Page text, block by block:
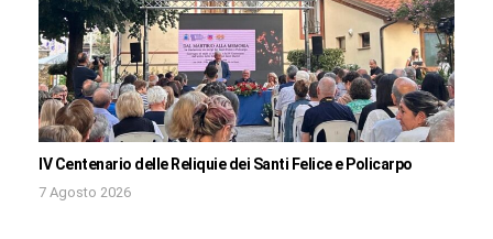
IV Centenario delle Reliquie dei Santi Felice e Policarpo
7 Agosto 2026